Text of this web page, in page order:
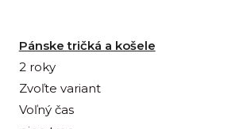
Pánske tričká a košele
2 roky
Zvoľte variant
Voľný čas